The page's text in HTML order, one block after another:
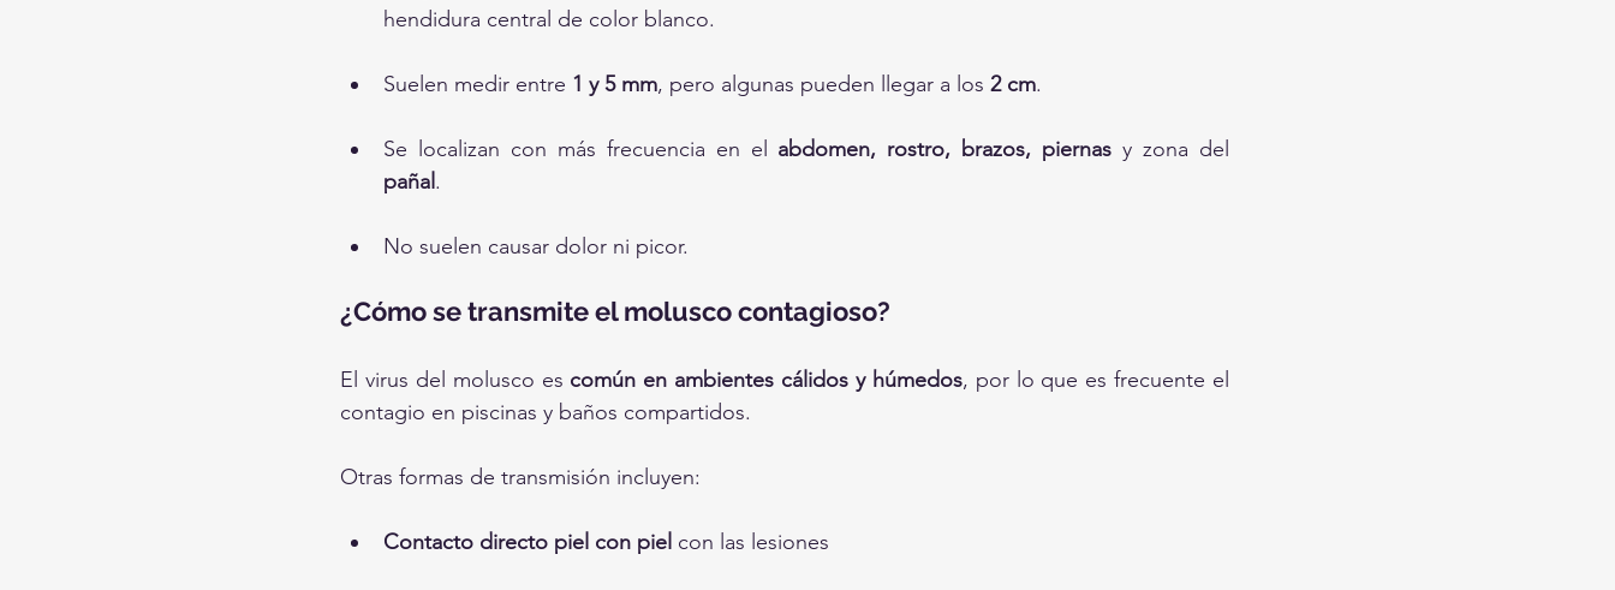
hendidura central de color blanco.
Suelen medir entre 1 y 5 mm, pero algunas pueden llegar a los 2 cm.
Se localizan con más frecuencia en el abdomen, rostro, brazos, piernas
pañal .
No suelen causar dolor ni picor.
¿Cómo se transmite el molusco contagioso?
El virus del molusco es común en ambientes cálidos y húmedos, por lo que es frecuente el
contagio en piscinas y baños compartidos.
Otras formas de transmisión incluyen:
Contacto directo piel con piel con las lesiones